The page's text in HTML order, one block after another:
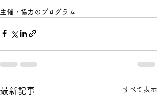
主催・協力のプログラム
最新記事 すべて表示